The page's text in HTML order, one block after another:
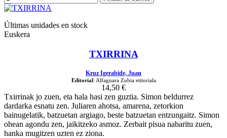
Últimas unidades en stock
Euskera
TXIRRINA
Kruz Igerabide, Juan
Editorial: Alfaguara Zubia etitoriala
14,50 €
Txirrinak jo zuen, eta hala hasi zen guztia. Simon beldurrez
dardarka esnatu zen. Juliaren ahotsa, amarena, zetorkion
bainugelatik, batzuetan argiago, beste batzuetan entzungaitz. Simon
ohean agondu zen, jaikitzeko asmoz. Zerbait pisua nabaritu zuen,
hanka mugitzen uzten ez ziona.